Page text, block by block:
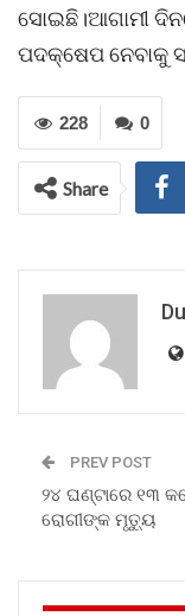
ସୋଇଛି।ଆଗାମୀ
ପଦକ୍ଷେପ ନେବାକୁ
0
228
Share
PREV POST
୨୪ ଘଣ୍ଟାରେ ୧୩
ରୋଗୀଙ୍କ ମୃତ୍ୟୁ